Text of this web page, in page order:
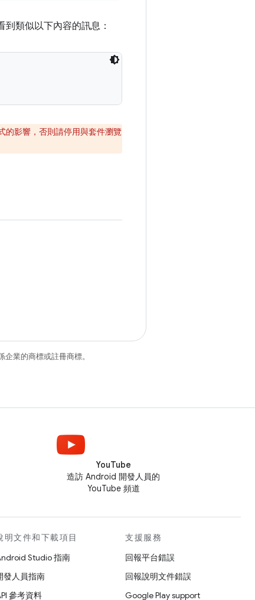
類似以下內容的訊息：
的影響，否則請停用與套件瀏覽
業的商標或註冊商標。
YouTube
造訪 Android 開發人員的
YouTube 頻道
明文件和下載項目
Studio 指南
發人員指南
參考資料
支援服務
回報平台錯誤
回報說明文件錯誤
Google Play support